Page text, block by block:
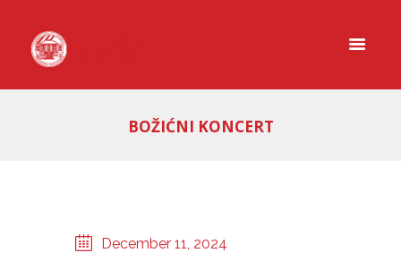
BOŽIĆNI KONCERT
December 11, 2024